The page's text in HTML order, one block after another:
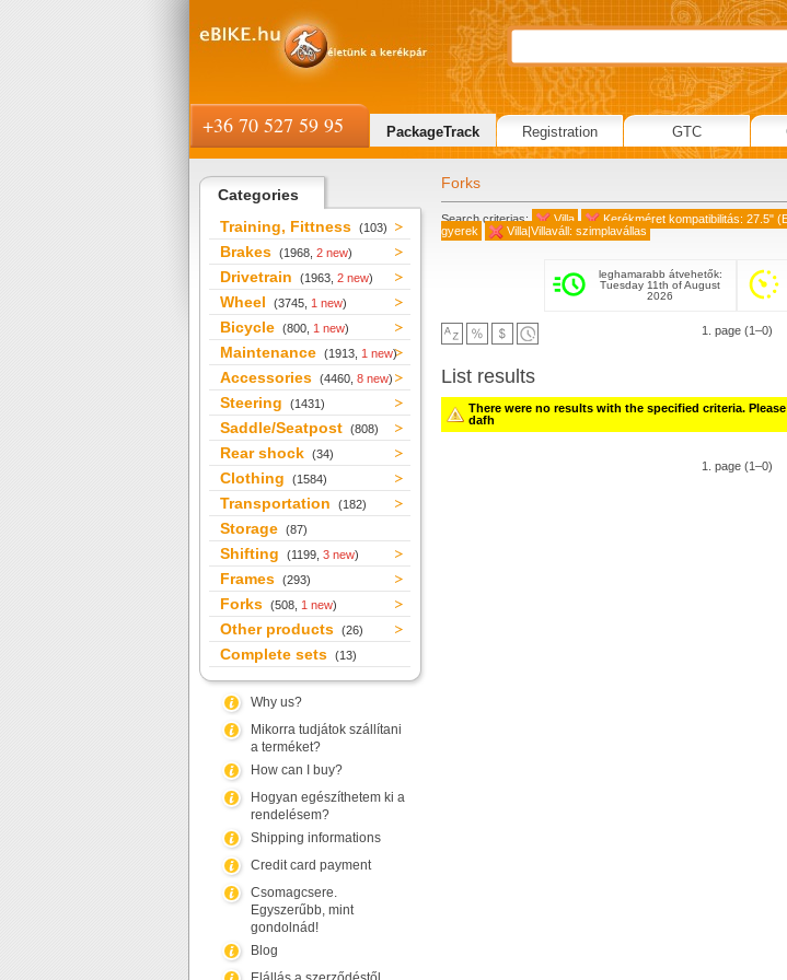
Categories
Training, Fittness (103)
Brakes (1968, 2 new)
Drivetrain (1963, 2 new)
Wheel (3745, 1 new)
Bicycle (800, 1 new)
Maintenance (1913, 1 new)
Accessories (4460, 8 new)
Steering (1431)
Saddle/Seatpost (808)
Rear shock (34)
Clothing (1584)
Transportation (182)
Storage (87)
Shifting (1199, 3 new)
Frames (293)
Forks (508, 1 new)
Other products (26)
Complete sets (13)
Why us?
Mikorra tudjátok szállítani
a terméket?
How can I buy?
Hogyan egészíthetem ki a
rendelésem?
Shipping informations
Credit card payment
Csomagcsere.
Egyszerűbb, mint
gondolnád!
Blog
Forks
Search criterias: Villa Kerékméret kompatibilitás: 27.5"
gyerek
Villa|Villaváll: szimplavállas
leghamarabb átvehetők:
Tuesday 11th of August
2026
1. page (1–0)
List results
There were no results with the specified criteria.
dafh
1. page (1–0)
+36 70 527 59 95 PackageTrack Registration GTC